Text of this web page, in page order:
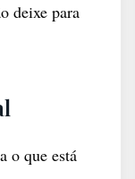
deixe para
o que está